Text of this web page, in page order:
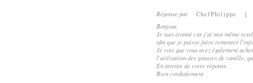
Réponse par ChefPhilippe
Bonjour,
Je suis étonné car j'ai moi même
afin que je puisse faire remonter
Je vois que vous avez également
l'utilisation des gousses de vanille,
En attente de votre réponse.
Bien cordialement